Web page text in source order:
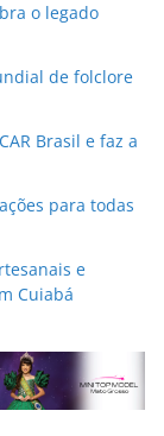
o legado
de folclore
Brasil e faz a
para todas
e
Cuiabá